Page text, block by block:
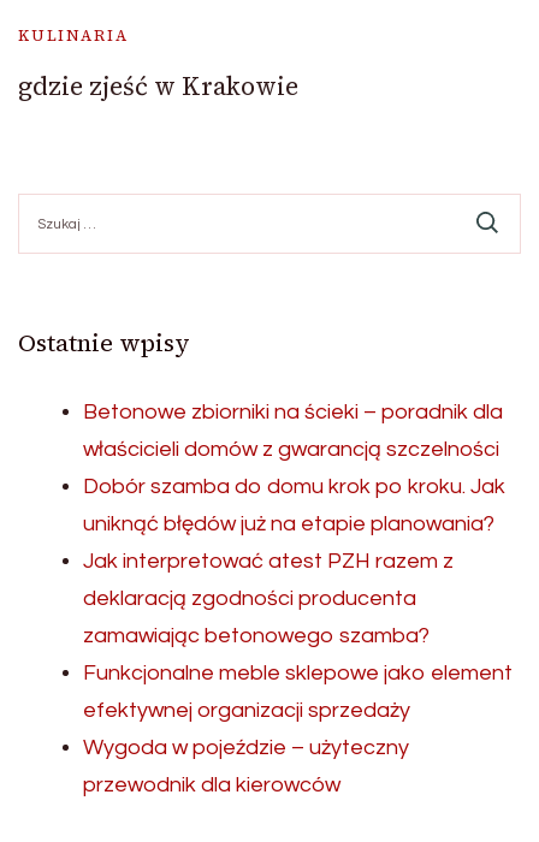
KULINARIA
gdzie zjeść w Krakowie
Ostatnie wpisy
Betonowe zbiorniki na ścieki – poradnik dla
właścicieli domów z gwarancją szczelności
Dobór szamba do domu krok po kroku. Jak
uniknąć błędów już na etapie planowania?
Jak interpretować atest PZH razem z
deklaracją zgodności producenta
zamawiając betonowego szamba?
Funkcjonalne meble sklepowe jako element
efektywnej organizacji sprzedaży
Wygoda w pojeździe – użyteczny
przewodnik dla kierowców